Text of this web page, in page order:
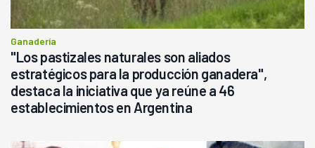
Ganadería
"Los pastizales naturales son aliados
estratégicos para la producción ganadera",
destaca la iniciativa que ya reúne a 46
establecimientos en Argentina